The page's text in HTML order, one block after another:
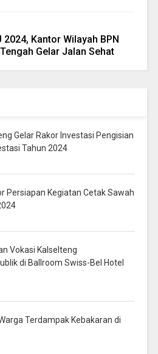
2024, Kantor Wilayah BPN
Gelar Jalan Sehat
Gelar Rakor Investasi Pengisian
Tahun 2024
Persiapan Kegiatan Cetak Sawah
Vokasi Kalselteng
di Ballroom Swiss-Bel Hotel
Terdampak Kebakaran di